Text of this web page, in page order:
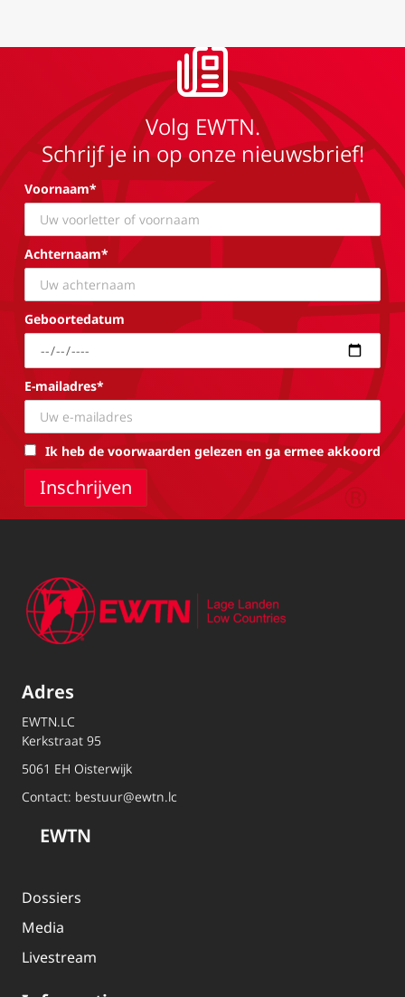
Volg EWTN.
Schrijf je in op onze nieuwsbrief!
Voornaam*
Achternaam*
Geboortedatum
E-mailadres*
Ik heb de voorwaarden gelezen en ga ermee akkoord
Adres
EWTN.LC
Kerkstraat 95
5061 EH Oisterwijk
Contact: bestuur@ewtn.lc
EWTN
Dossiers
Media
Livestream